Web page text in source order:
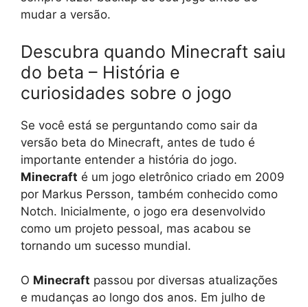
mudar a versão.
Descubra quando Minecraft saiu
do beta – História e
curiosidades sobre o jogo
Se você está se perguntando como sair da
versão beta do Minecraft, antes de tudo é
importante entender a história do jogo.
Minecraft é um jogo eletrônico criado em 2009
por Markus Persson, também conhecido como
Notch. Inicialmente, o jogo era desenvolvido
como um projeto pessoal, mas acabou se
tornando um sucesso mundial.
O Minecraft passou por diversas atualizações
e mudanças ao longo dos anos. Em julho de